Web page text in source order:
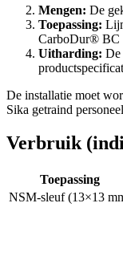
Mengen: De
Toepassing:
CarboDur® BC
Uitharding: De
De installatie moet
Sika getraind
Verbruik
Toepassing
NSM-sleuf (13×13